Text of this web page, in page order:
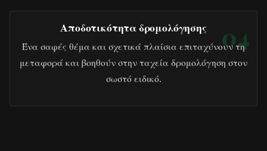
04
Αποδοτικότητα δρομολόγησης
Ένα σαφές θέμα και σχετικά πλαίσια επιταχύνουν τη
μεταφορά και βοηθούν στην ταχεία δρομολόγηση στον
σωστό ειδικό.